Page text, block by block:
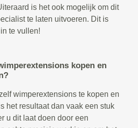
is het ook mogelijk om dit
te laten uitvoeren. Dit is
te vullen!
kopen en
wimperextensions te kopen en
het resultaat dan vaak een stuk
u dit laat doen door een